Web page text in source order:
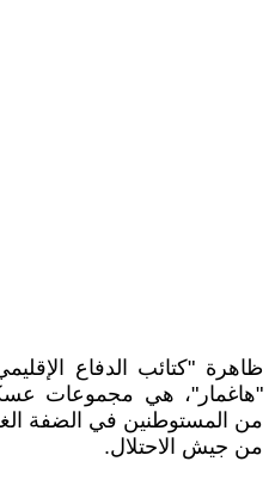
ظاهرة "كتائب الدفاع
"هاغمار"، هي مجموعات
من المستوطنين في الضفة
من جيش الاحتلال.